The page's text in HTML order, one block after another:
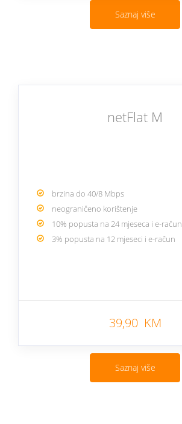
Saznaj više
netFlat M
brzina do 40/8 Mbps
neograničeno korištenje
10% popusta na 24 mjeseca i e-račun
3% popusta na 12 mjeseci i e-račun
39,90 KM
Saznaj više